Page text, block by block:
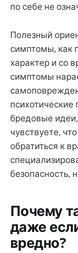
по себе не
Полезный
симптомы, как
характер и со
симптомы
бредовые
чувствуете,
обратиться к
безопасность,
Почему
даже
вредно?